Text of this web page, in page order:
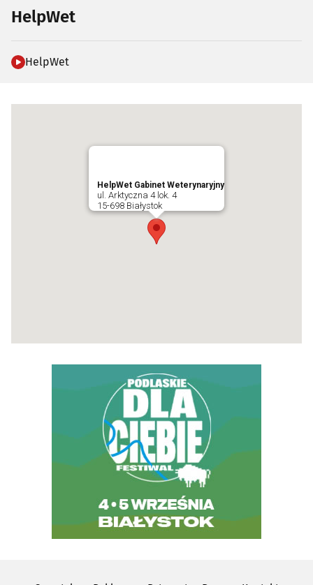
HelpWet
HelpWet
HelpWet Gabinet Weterynaryjny
ul. Arktyczna 4 lok. 4
15-698 Białystok